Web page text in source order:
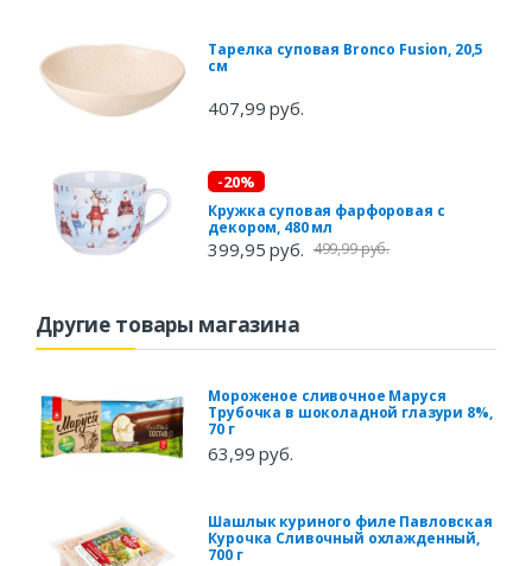
Тарелка суповая Bronco Fusion, 20,5
см
407,99 руб.
-20%
Кружка суповая фарфоровая с
декором, 480 мл
399,95 руб. 499,99 руб.
Другие товары магазина
Мороженое сливочное Маруся
Трубочка в шоколадной глазури 8%,
70 г
63,99 руб.
Шашлык куриного филе Павловская
Курочка Сливочный охлажденный,
700 г